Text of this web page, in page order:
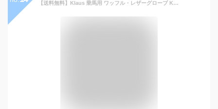
【送料無料】Klaus 乗馬用 ワッフル・レザーグローブ KE2 本革（ネイビー×キャラメルブラウン） | 本皮 手袋 レザー 紺 ネイビー ブラウン グローブ 乗馬手袋 乗馬グローブ 通気性 男女兼用 メンズ レディース ジュニア 男性 女性 子供 乗馬 馬具 乗馬用品